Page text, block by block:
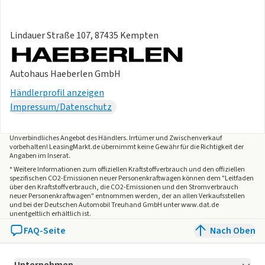
- Peugeot Connect-Box / SOS-Taste (Notruf für
Lokalisierung Fahrzeug)
- Seitenairbag hinten
- Warnanlage für Sicherheitsgurte
- Zentralverriegelung mit Fernbedienung
EXTERIEUR
+ schliessen - sensorgesteuert)
-Seitenscheiben hinten und Heckscheibe getönt
- Aussenspiegel anklappbar
- Aussenspiegel elektr. anklappbar
- Aussenspiegel elektr. verstell- und heizbar - beide
- Aussenspiegel und Spiegelfuss in Perla-Nera-Schwarz
- Heckscheibe heizbar
- Kühlergrill Wagenfarbe
Lindauer Straße 107, 87435 Kempten
Autohaus Haeberlen GmbH
Händlerprofil anzeigen
Impressum/Datenschutz
Unverbindliches Angebot desHändlers. Irrtümer und Zwischenverkauf
vorbehalten! LeasingMarkt.de übernimmt keine Gewähr für die Richtigkeit der
Angaben im Inserat.
* Weitere Informationen zum offiziellen Kraftstoffverbrauch und den offiziellen
spezifischen CO2-Emissionen neuer Personenkraftwagen können dem "Leitfaden
über den Kraftstoffverbrauch, die CO2-Emissionen und den Stromverbrauch
neuer Personenkraftwagen" entnommen werden, der an allen Verkaufsstellen
und bei der Deutschen Automobil Treuhand GmbH unter www.dat.de
unentgeltlich erhältlich ist.
FAQ-Seite Nach Oben